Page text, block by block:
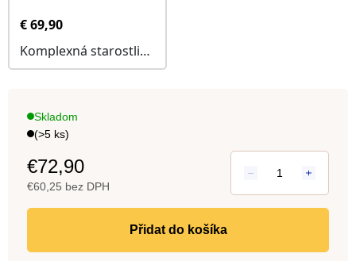
€72,90
€60,25 bez DPH
cena:
Skladom
(>5 ks)
do košíka